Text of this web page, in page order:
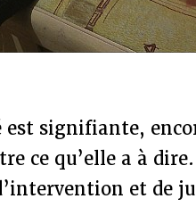
est signifiante,
ce qu’elle a à
et de